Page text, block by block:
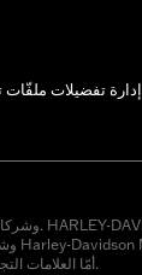
إدارة تفضيلات ملفّات
Company, Inc. أمّا العلامات التجاريّة الخاصّة بأطراف ثالثة فتعود ملكيتها لهم.